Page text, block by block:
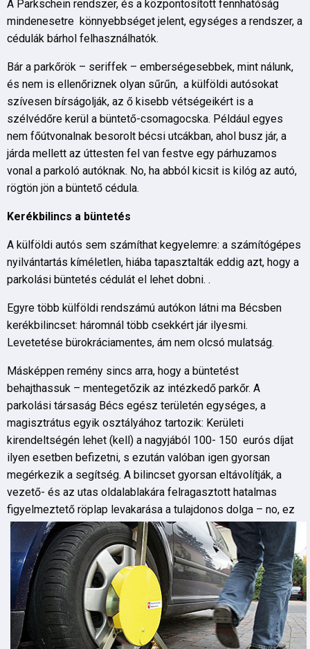
A Parkschein rendszer, és a központosított fennhatóság
mindenesetre könnyebbséget jelent, egységes a rendszer, a
cédulák bárhol felhasználhatók.
Bár a parkőrök – seriffek – emberségesebbek, mint nálunk,
és nem is ellenőriznek olyan sűrűn, a külföldi autósokat
szívesen bírságolják, az ő kisebb vétségeikért is a
szélvédőre kerül a büntető-csomagocska. Például egyes
nem főútvonalnak besorolt bécsi utcákban, ahol busz jár, a
járda mellett az úttesten fel van festve egy párhuzamos
vonal a parkoló autóknak. No, ha abból kicsit is kilóg az autó,
rögtön jön a büntető cédula.
Kerékbilincs a büntetés
A külföldi autós sem számíthat kegyelemre: a számítógépes
nyilvántartás kíméletlen, hiába tapasztalták eddig azt, hogy a
parkolási büntetés cédulát el lehet dobni. .
Egyre több külföldi rendszámú autókon látni ma Bécsben
kerékbilincset: háromnál több csekkért jár ilyesmi.
Levetetése bürokráciamentes, ám nem olcsó mulatság.
Másképpen remény sincs arra, hogy a büntetést
behajthassuk – mentegetőzik az intézkedő parkőr. A
parkolási társaság Bécs egész területén egységes, a
magisztrátus egyik osztályához tartozik: Kerületi
kirendeltségén lehet (kell) a nagyjából 100- 150 eurós díjat
ilyen esetben befizetni, s ezután valóban igen gyorsan
megérkezik a segítség. A bilincset gyorsan eltávolítják, a
vezető- és az utas oldalablakára felragasztott hatalmas
figyelmeztető röplap levakarása a tulajdonos dolga – no, ez